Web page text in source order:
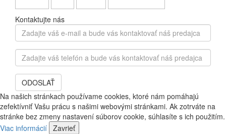
Kontaktujte nás
Zadajte
váš
e-
mail
a
bude
vás
kontaktovať
náš
predajca
Zadajte
váš
telefón
bude
vás
kontaktovať
náš
ODOSLAŤ
Na našich stránkach používame cookies, ktoré nám pomáhajú
zefektívniť Vašu prácu s našimi webovými stránkami. Ak zotrváte na
stránke bez zmeny nastavení súborov cookie, súhlasíte s ich použitím.
Viac informácií Zavrieť